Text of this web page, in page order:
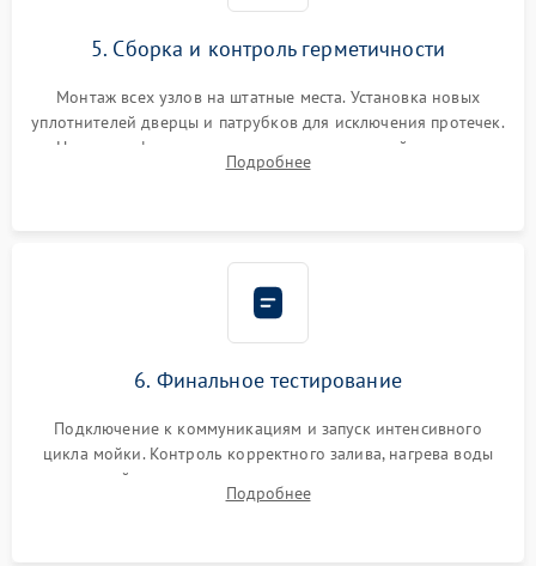
5. Сборка и контроль герметичности
Монтаж всех узлов на штатные места. Установка новых
уплотнителей дверцы и патрубков для исключения протечек.
Надежная фиксация хомутов гидравлической системы,
сборка корпуса и установка датчика поплавка.
Подробнее
6. Финальное тестирование
Подключение к коммуникациям и запуск интенсивного
цикла мойки. Контроль корректного залива, нагрева воды
до нужной температуры, отсутствия посторонних шумов,
штатного слива и абсолютной сухости в поддоне.
Подробнее